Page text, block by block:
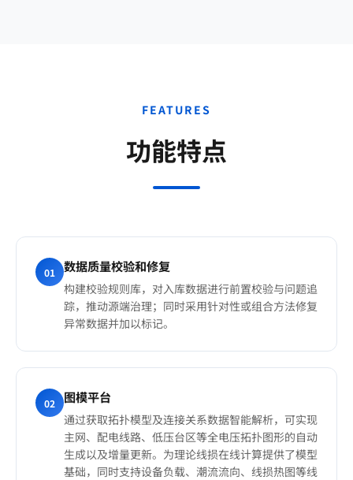
FEATURES
功能特点
01 数据质量校验和修复
构建校验规则库，对入库数据进行前置校验与问题追
踪，推动源端治理；同时采用针对性或组合方法修复
异常数据并加以标记。
02 图模平台
通过获取拓扑模型及连接关系数据智能解析，可实现
主网、配电线路、低压台区等全电压拓扑图形的自动
生成以及增量更新。为理论线损在线计算提供了模型
基础，同时支持设备负载、潮流流向、线损热图等线